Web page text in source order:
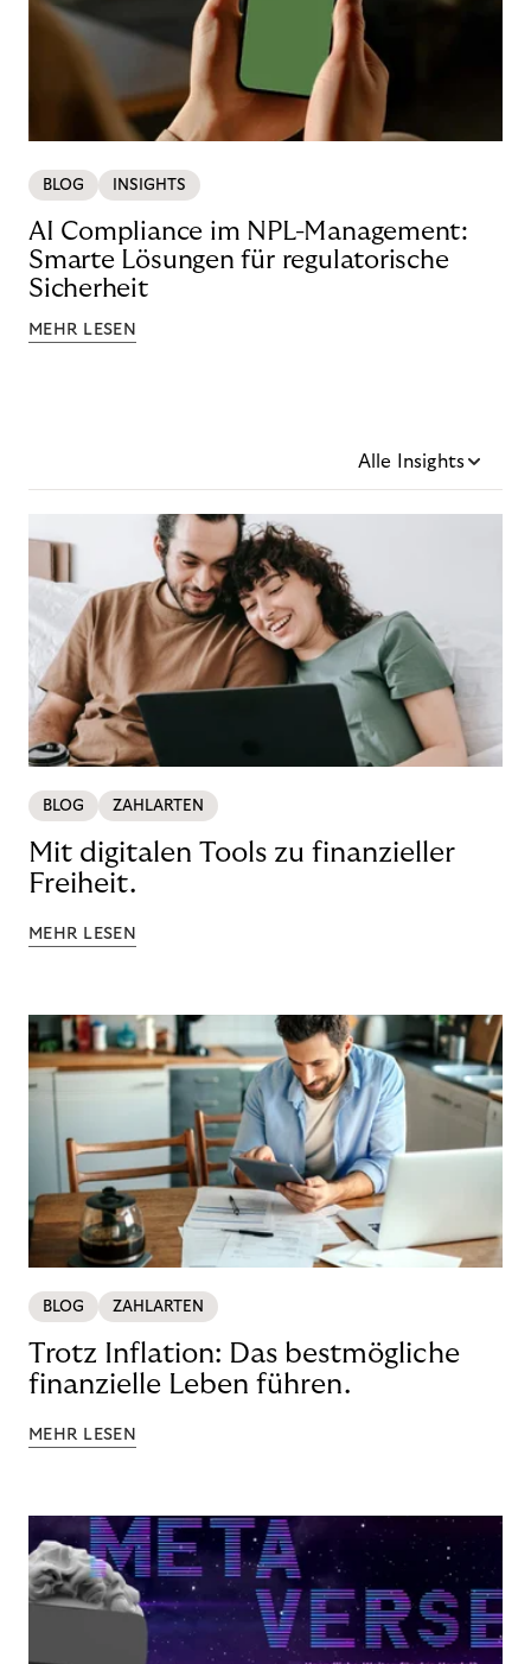
BLOG INSIGHTS
AI Compliance im NPL-Management:
Smarte Lösungen für regulatorische
Sicherheit
MEHR LESEN
Alle Insights
BLOG ZAHLARTEN
Mit digitalen Tools zu finanzieller
Freiheit.
MEHR LESEN
BLOG ZAHLARTEN
Trotz Inflation: Das bestmögliche
finanzielle Leben führen.
MEHR LESEN